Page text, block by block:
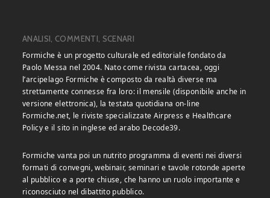
ANALISI, COMMENTI, SCENARI
Formiche è un progetto culturale ed editoriale fondato da
Paolo Messa nel 2004. Nato come rivista cartacea, oggi
l’arcipelago Formiche è composto da realtà diverse ma
strettamente connesse fra loro: il mensile (disponibile anche in
versione elettronica), la testata quotidiana on-line
Formiche.net, le riviste specializzate Airpress e Healthcare
Policy e il sito in inglese ed arabo Decode39.
Formiche vanta poi un nutrito programma di eventi nei diversi
formati di convegni, webinair, seminari e tavole rotonde aperte
al pubblico e a porte chiuse, che hanno un ruolo importante e
riconosciuto nel dibattito pubblico.